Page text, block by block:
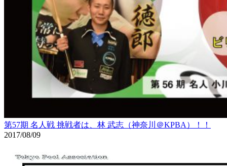
第57期 名人戦 挑戦者は、林 武志（神奈川＠KPBA）！！
2017/08/09